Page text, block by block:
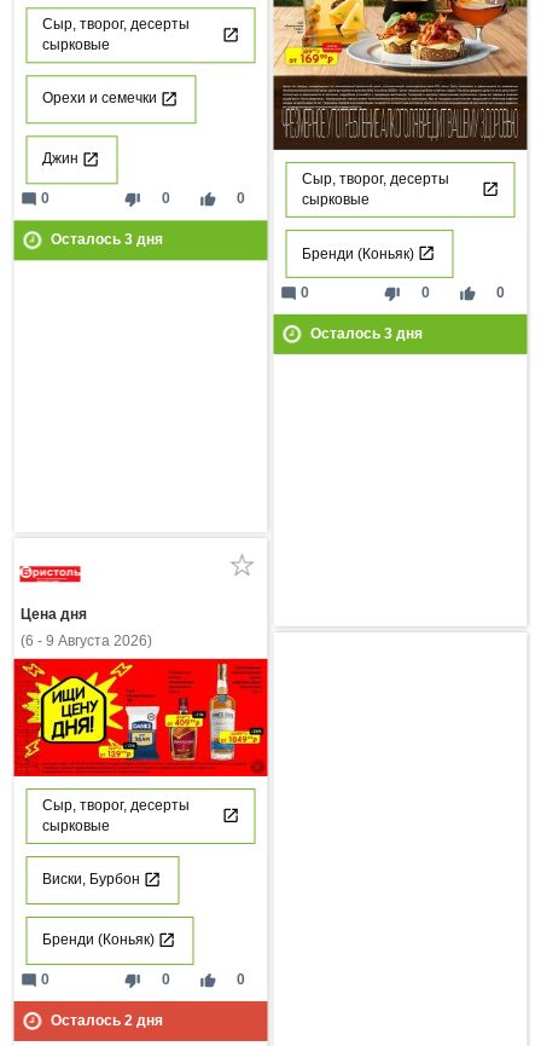
Сыр, творог, десерты
сырковые
Орехи и семечки
Джин
thumb_down 0 thumb_up 0
mode_comment 0
Осталось 3дня
Сыр, творог, десерты
сырковые
Бренди (Коньяк)
thumb_down 0 thumb_up 0
mode_comment 0
Осталось 3дня
Цена дня
(6 - 9 Августа 2026)
Сыр, творог, десерты
сырковые
Виски, Бурбон
Бренди (Коньяк)
thumb_down 0 thumb_up 0
mode_comment 0
Осталось 2 дня